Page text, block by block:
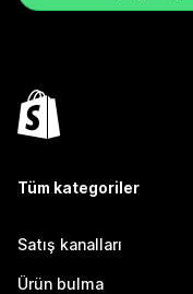
Tüm kategoriler
Satış kanalları
Ürün bulma